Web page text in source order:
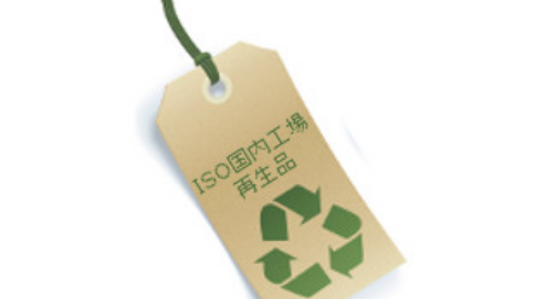
特定商取引法に基づく表示